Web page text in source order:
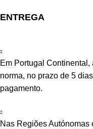
ENTREGA
Em Portugal
norma, no prazo de 5
pagamento.
Nas Regiões